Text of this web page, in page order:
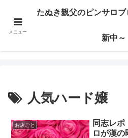
ハードサービス嬢を求めて3000
たぬき親父のピンサロブロ
人気ハード嬢
お店ごと
同志レ
ロが漢
メニュー
たぬき親父のピンサロ
新中～